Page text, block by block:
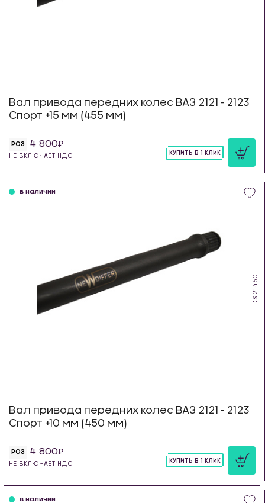
Вал привода передних колес ВАЗ 2121 - 2123
Спорт +15 мм (455 мм)
РОЗ 4 800
НЕ ВКЛЮЧАЕТ НДС
КУПИТЬ В 1 КЛИК
DS.21.450
в наличии
Вал привода передних колес ВАЗ 2121 - 2123
Спорт +10 мм (450 мм)
РОЗ 4 800
НЕ ВКЛЮЧАЕТ НДС
КУПИТЬ В 1 КЛИК
в наличии